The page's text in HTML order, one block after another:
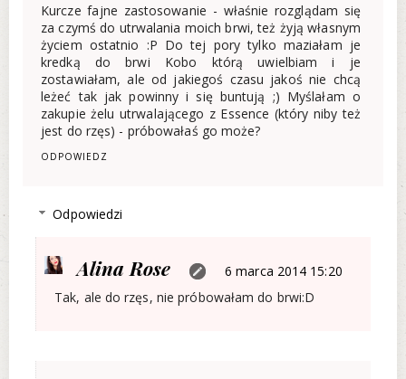
Kurcze fajne zastosowanie - właśnie rozglądam się
za czymś do utrwalania moich brwi, też żyją własnym
życiem ostatnio :P Do tej pory tylko maziałam je
kredką do brwi Kobo którą uwielbiam i je
zostawiałam, ale od jakiegoś czasu jakoś nie chcą
leżeć tak jak powinny i się buntują ;) Myślałam o
zakupie żelu utrwalającego z Essence (który niby też
jest do rzęs) - próbowałaś go może?
ODPOWIEDZ
Odpowiedzi
Alina Rose
6 marca 2014 15:20
Tak, ale do rzęs, nie próbowałam do brwi:D